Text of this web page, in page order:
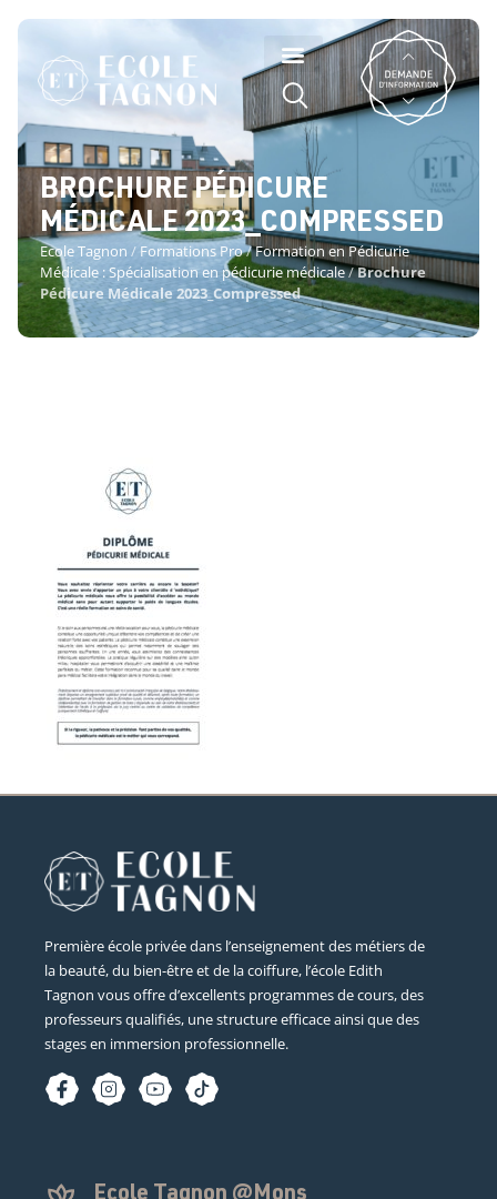
BROCHURE PÉDICURE
MÉDICALE 2023_COMPRESSED
Ecole Tagnon / Formations Pro/Formation en Pédicurie
Médicale : Spécialisation en pédicurie médicale/Brochure
Pédicure Médicale 2023_Compressed
Première école privée dans l’enseignement des métiers de
la beauté, du bien-être et de la coiffure, l’école Edith
Tagnon vous offre d’excellents programmes de cours, des
professeurs qualifiés, une structure efficace ainsi que des
stages en immersion professionnelle.